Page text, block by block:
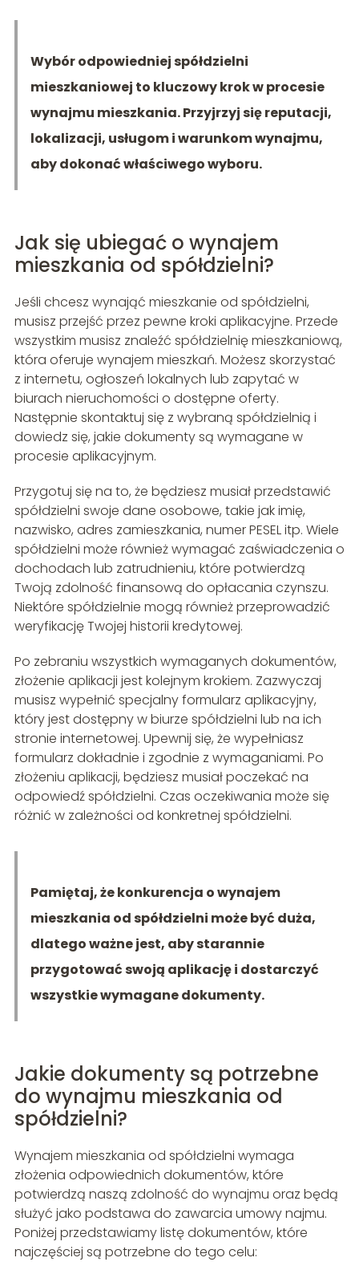
Wybór odpowiedniej spółdzielni
mieszkaniowej to kluczowy krok w procesie
wynajmu mieszkania. Przyjrzyj się reputacji,
lokalizacji, usługom i warunkom wynajmu,
aby dokonać właściwego wyboru.
Jak się ubiegać o wynajem
mieszkania od spółdzielni?
Jeśli chcesz wynająć mieszkanie od spółdzielni,
musisz przejść przez pewne kroki aplikacyjne. Przede
wszystkim musisz znaleźć spółdzielnię mieszkaniową,
która oferuje wynajem mieszkań. Możesz skorzystać
z internetu, ogłoszeń lokalnych lub zapytać w
biurach nieruchomości o dostępne oferty.
Następnie skontaktuj się z wybraną spółdzielnią i
dowiedz się, jakie dokumenty są wymagane w
procesie aplikacyjnym.
Przygotuj się na to, że będziesz musiał przedstawić
spółdzielni swoje dane osobowe, takie jak imię,
nazwisko, adres zamieszkania, numer PESEL itp. Wiele
spółdzielni może również wymagać zaświadczenia o
dochodach lub zatrudnieniu, które potwierdzą
Twoją zdolność finansową do opłacania czynszu.
Niektóre spółdzielnie mogą również przeprowadzić
weryfikację Twojej historii kredytowej.
Po zebraniu wszystkich wymaganych dokumentów,
złożenie aplikacji jest kolejnym krokiem. Zazwyczaj
musisz wypełnić specjalny formularz aplikacyjny,
który jest dostępny w biurze spółdzielni lub na ich
stronie internetowej. Upewnij się, że wypełniasz
formularz dokładnie i zgodnie z wymaganiami. Po
złożeniu aplikacji, będziesz musiał poczekać na
odpowiedź spółdzielni. Czas oczekiwania może się
różnić w zależności od konkretnej spółdzielni.
Pamiętaj, że konkurencja o wynajem
mieszkania od spółdzielni może być duża,
dlatego ważne jest, aby starannie
przygotować swoją aplikację i dostarczyć
wszystkie wymagane dokumenty.
Jakie dokumenty są potrzebne
do wynajmu mieszkania od
spółdzielni?
Wynajem mieszkania od spółdzielni wymaga
złożenia odpowiednich dokumentów, które
potwierdzą naszą zdolność do wynajmu oraz będą
służyć jako podstawa do zawarcia umowy najmu.
Poniżej przedstawiamy listę dokumentów, które
najczęściej są potrzebne do tego celu: